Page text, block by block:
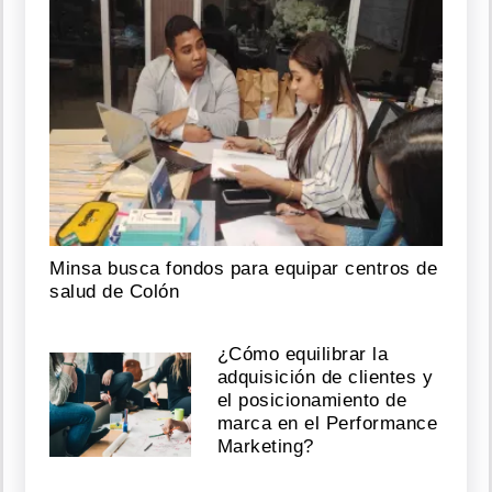
Minsa busca fondos para equipar centros de
salud de Colón
¿Cómo equilibrar la
adquisición de clientes y
el posicionamiento de
marca en el Performance
Marketing?